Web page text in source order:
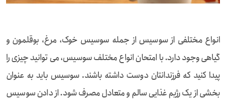
انواع مختلفی از سوسیس از جمله سوسیس خوک، مرغ، بوقلمون و
گیاهی وجود دارد. با امتحان انواع مختلف سوسیس، می توانید چیزی را
پیدا کنید که فرزندانتان دوست داشته باشند. سوسیس باید به عنوان
بخشی از یک رژیم غذایی سالم و متعادل مصرف شود. از دادن سوسیس